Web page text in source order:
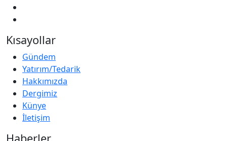
Kısayollar
Gündem
Yatırım/Tedarik
Hakkımızda
Dergimiz
Künye
İletişim